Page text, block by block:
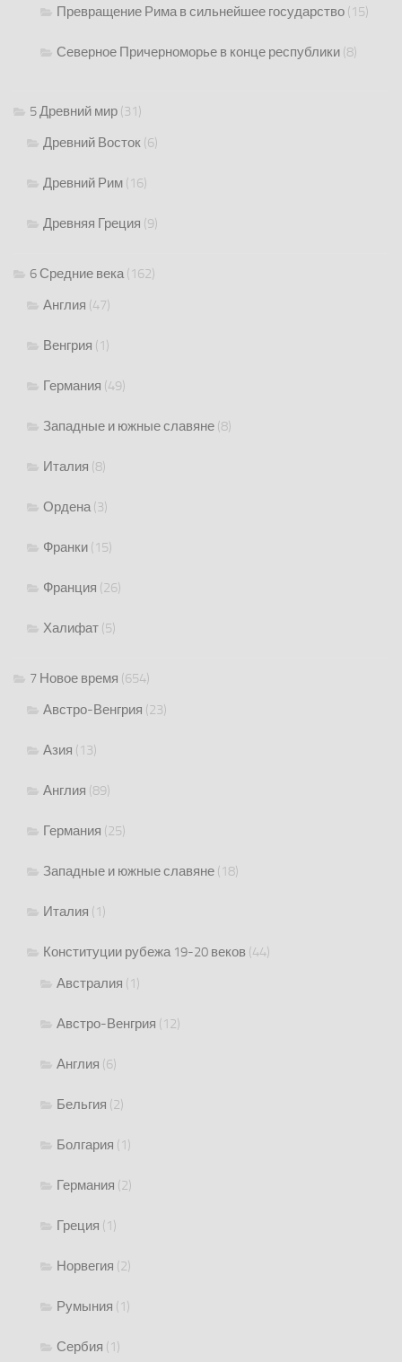
Превращение Рима в сильнейшее государство (15)
Северное Причерноморье в конце республики (8)
5 Древний мир (31)
Древний Восток (6)
Древний Рим (16)
Древняя Греция (9)
6 Средние века(162)
Англия (47)
Венгрия (1)
Германия (49)
Западные и южные славяне (8)
Италия (8)
Ордена(3)
Франки (15)
Франция (26)
Халифат (5)
7 Новое время (654)
Австро-Венгрия (23)
Азия (13)
Англия (89)
Германия (25)
Западные и южные славяне (18)
Италия (1)
Конституции рубежа 19-20 веков (44)
Австралия (1)
Австро-Венгрия (12)
Англия (6)
Бельгия (2)
Болгария (1)
Германия (2)
Греция (1)
Норвегия (2)
Румыния (1)
Сербия (1)